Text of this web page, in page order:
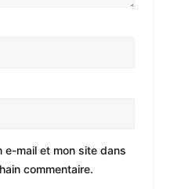
e-mail et mon site dans
commentaire.